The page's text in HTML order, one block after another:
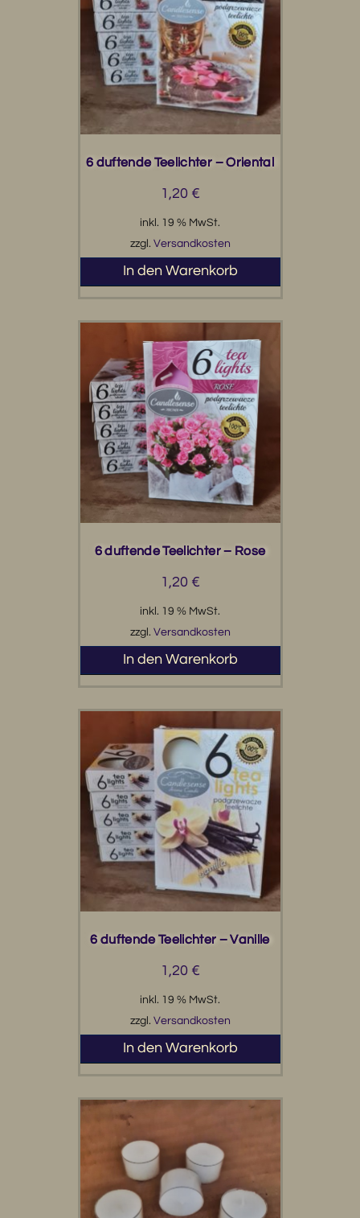
6 duftende Teelichter – Oriental
1,20 €
inkl. 19 % MwSt.
zzgl. Versandkosten
In den Warenkorb
6 duftende Teelichter – Rose
1,20 €
inkl. 19 % MwSt.
zzgl. Versandkosten
In den Warenkorb
6 duftende Teelichter – Vanille
1,20 €
inkl. 19 % MwSt.
zzgl. Versandkosten
In den Warenkorb